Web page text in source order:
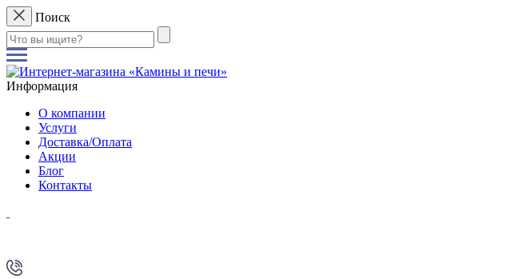
Поиск
Информация
О компании
Услуги
Доставка/Оплата
Акции
Блог
Контакты